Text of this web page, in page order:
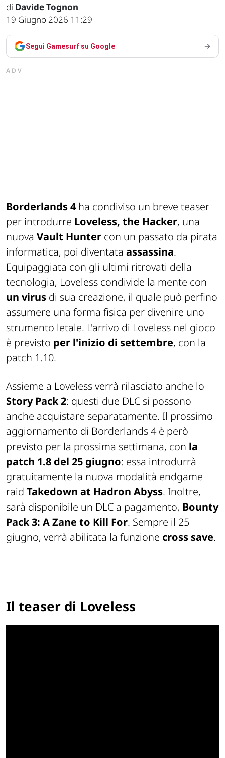
di Davide Tognon
19 Giugno 2026 11:29
Segui Gamesurf su Google
ADV
Borderlands 4ha condiviso un breve teaser
per introdurre Loveless, the Hacker, una
nuova Vault Hunter con un passato da pirata
informatica, poi diventata assassina.
Equipaggiata con gli ultimi ritrovati della
tecnologia, Loveless condivide la mente con
un virus di sua creazione, il quale può perfino
assumere una forma fisica per divenire uno
strumento letale. L'arrivo di Loveless nel gioco
è previsto per l'inizio di settembre, con la
patch 1.10.
Assieme a Loveless verrà rilasciato anche lo
Story Pack 2: questi due DLC si possono
anche acquistare separatamente. Il prossimo
aggiornamento di Borderlands 4 è però
previsto per la prossima settimana, con la
patch 1.8 del 25 giugno: essa introdurrà
gratuitamente la nuova modalità endgame
raid Takedown at Hadron Abyss. Inoltre,
sarà disponibile un DLC a pagamento, Bounty
Pack 3: A Zane to Kill For. Sempre il 25
giugno, verrà abilitata la funzione cross save.
Il teaser di Loveless